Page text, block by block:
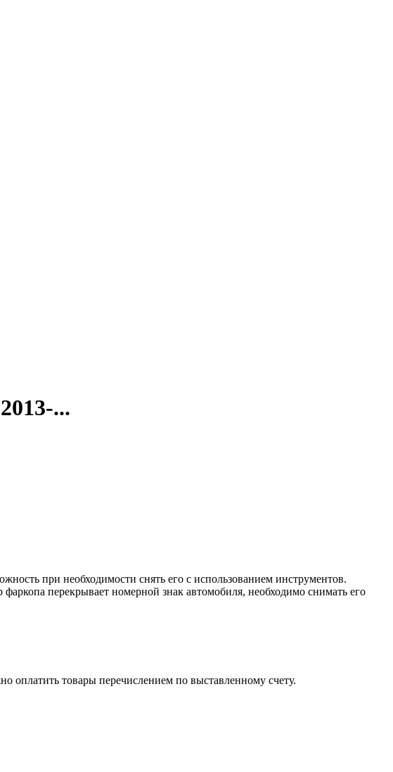
...
при необходимости снять его с использованием инструментов.
перекрывает номерной знак автомобиля, необходимо снимать его
оплатить товары перечислением по выставленному счету.